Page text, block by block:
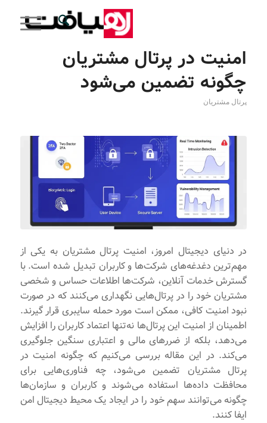
امنیت در پرتال مشتریان
چگونه تضمین می‌شود
پرتال مشتریان
در دنیای دیجیتال امروز، امنیت پرتال مشتریان به یکی از
مهم‌ترین دغدغه‌های شرکت‌ها و کاربران تبدیل شده است. با
گسترش خدمات آنلاین، شرکت‌ها اطلاعات حساس و شخصی
مشتریان خود را در پرتال‌هایی نگهداری می‌کنند که در صورت
نبود امنیت کافی، ممکن است مورد حمله سایبری قرار گیرند.
اطمینان از امنیت این پرتال‌ها نه‌تنها اعتماد کاربران را افزایش
می‌دهد، بلکه از ضررهای مالی و اعتباری سنگین جلوگیری
می‌کند. در این مقاله بررسی می‌کنیم که چگونه امنیت در
پرتال مشتریان تضمین می‌شود، چه فناوری‌هایی برای
محافظت داده‌ها استفاده می‌شوند و کاربران و سازمان‌ها
چگونه می‌توانند سهم خود را در ایجاد یک محیط دیجیتال امن
ایفا کنند.